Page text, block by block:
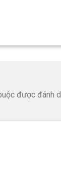
được đánh